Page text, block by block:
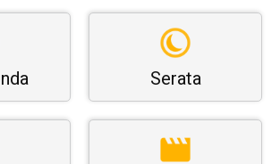
Serata